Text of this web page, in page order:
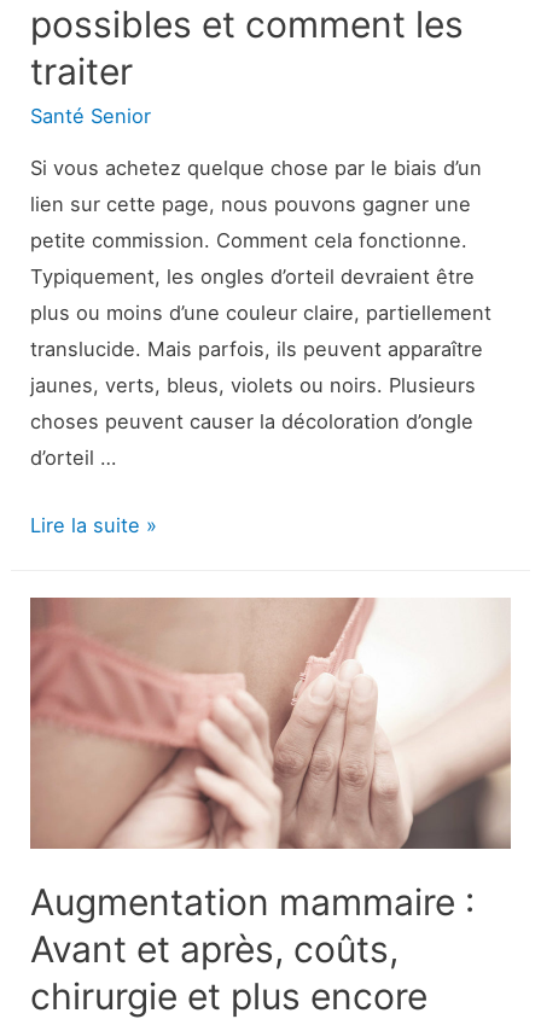
possibles et comment les
traiter
Santé Senior
Si vous achetez quelque chose par le biais d’un
lien sur cette page, nous pouvons gagner une
petite commission. Comment cela fonctionne.
Typiquement, les ongles d’orteil devraient être
plus ou moins d’une couleur claire, partiellement
translucide. Mais parfois, ils peuvent apparaître
jaunes, verts, bleus, violets ou noirs. Plusieurs
choses peuvent causer la décoloration d’ongle
d’orteil …
Décoloration
ongles
des
orteils
:
possibles
et
comment
les
traiter
Lire la suite »
Augmentation mammaire :
Avant et après, coûts,
chirurgie et plus encore